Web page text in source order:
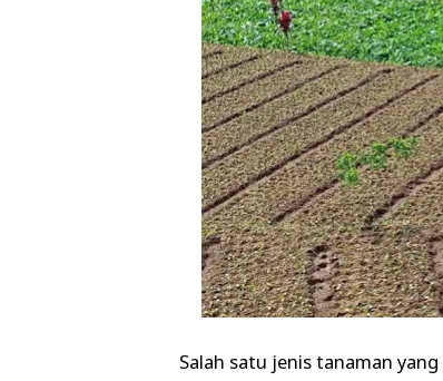
Salah satu jenis tanaman